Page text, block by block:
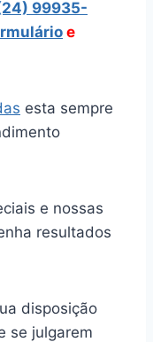
99935-
e
esta sempre
e nossas
resultados
disposição
se julgarem